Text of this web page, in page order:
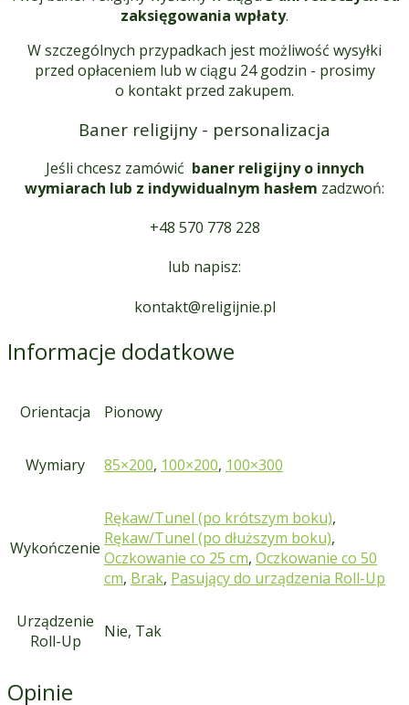
zaksięgowania wpłaty.
W szczególnych przypadkach jest możliwość wysyłki
przed opłaceniem lub w ciągu 24 godzin - prosimy
o kontakt przed zakupem.
Baner religijny - personalizacja
Jeśli chcesz zamówić baner religijny o innych
wymiarach lub z indywidualnym hasłem zadzwoń:
+48 570 778 228
lub napisz:
kontakt@religijnie.pl
Informacje dodatkowe
Orientacja Pionowy
Wymiary 85×200, 100×200, 100×300
Wykończenie
Rękaw/Tunel (po krótszym boku),
Rękaw/Tunel (po dłuższym boku),
Oczkowanie co 25 cm, Oczkowanie co 50
cm, Brak, Pasujący do urządzenia Roll-Up
Urządzenie
Roll-Up
Nie, Tak
Opinie